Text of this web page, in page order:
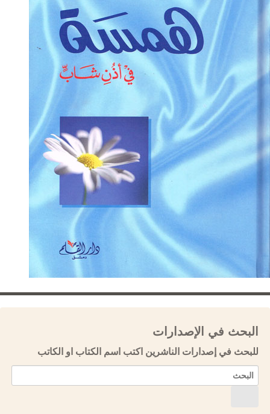
البحث في الإصدارات
للبحث في إصدارات الناشرين اكتب اسم الكتاب او الكاتب